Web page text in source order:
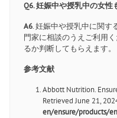
Q6. 妊娠中や授乳中の女性
A6. 妊娠中や授乳中に関す
門家に相談のうえご利用
るか判断してもらえます。
参考文献
Abbott Nutrition.
Retrieved June 21,
en/ensure/products/